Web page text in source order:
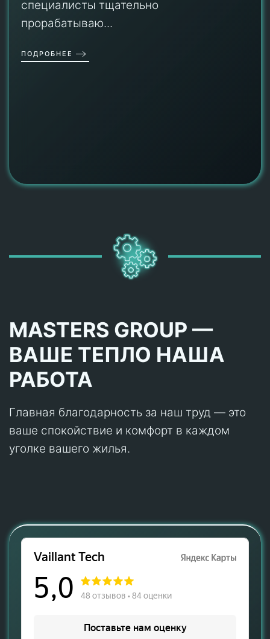
специалисты тщательно
прорабатываю...
ПОДРОБНЕЕ
MASTERS GROUP —
ВАШЕ ТЕПЛО НАША
РАБОТА
Главная благодарность за наш труд — это
ваше спокойствие и комфорт в каждом
уголке вашего жилья.